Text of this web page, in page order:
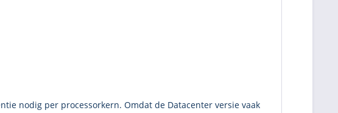
nodig per processorkern. Omdat de Datacenter versie vaak